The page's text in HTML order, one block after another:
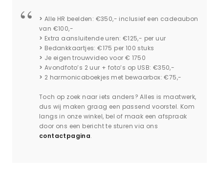
> Alle HR beelden: €350,- inclusief een cadeaubon
van €100,-
> Extra aansluitende uren: €125,- per uur
> Bedankkaartjes: €175 per 100 stuks
> Je eigen trouwvideo voor € 1750
> Avondfoto’s 2 uur + foto’s op USB: €350,-
> 2 harmonicaboekjes met bewaarbox: €75,-
Toch op zoek naar iets anders? Alles is maatwerk,
dus wij maken graag een passend voorstel. Kom
langs in onze winkel, bel of maak een afspraak
door ons een bericht te sturen via ons
contactpagina.